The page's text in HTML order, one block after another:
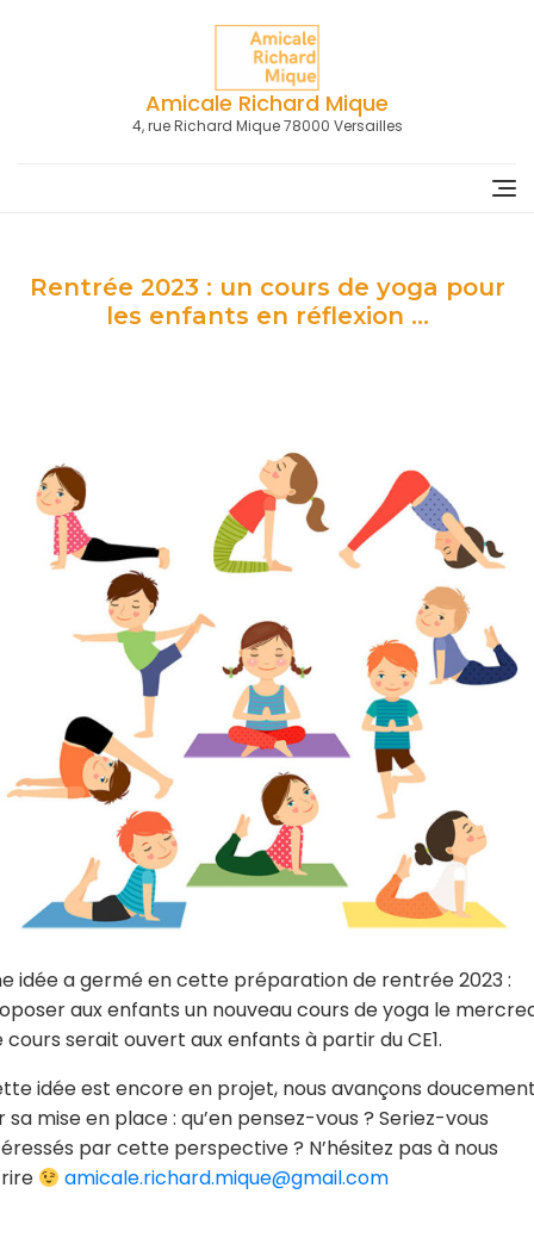
Amicale Richard Mique
4, rue Richard Mique 78000 Versailles
Rentrée 2023 : un cours de yoga pour
les enfants en réflexion …
idée a germé en cette préparation de rentrée 2023 :
aux enfants un nouveau cours de yoga le
cours serait ouvert aux enfants à partir du CE1.
idée est encore en projet, nous avançons
sa mise en place : qu’en pensez-vous ? Seriez-vous
par cette perspective ? N’hésitez pas à nous
amicale.richard.mique@gmail.com